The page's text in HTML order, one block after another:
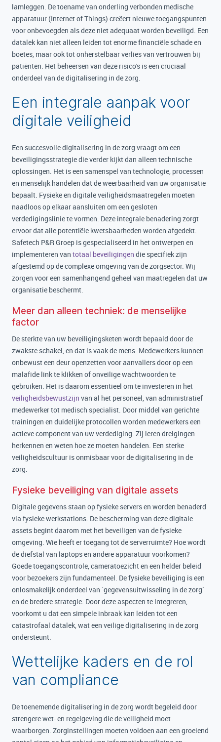
lamleggen. De toename van onderling verbonden medische
apparatuur (Internet of Things) creëert nieuwe toegangspunten
voor onbevoegden als deze niet adequaat worden beveiligd. Een
datalek kan niet alleen leiden tot enorme financiële schade en
boetes, maar ook tot onherstelbaar verlies van vertrouwen bij
patiënten. Het beheersen van deze risico's is een cruciaal
onderdeel van de digitalisering in de zorg.
Een integrale aanpak voor
digitale veiligheid
Een succesvolle digitalisering in de zorg vraagt om een
beveiligingsstrategie die verder kijkt dan alleen technische
oplossingen. Het is een samenspel van technologie, processen
en menselijk handelen dat de weerbaarheid van uw organisatie
bepaalt. Fysieke en digitale veiligheidsmaatregelen moeten
naadloos op elkaar aansluiten om een gesloten
verdedigingslinie te vormen. Deze integrale benadering zorgt
ervoor dat alle potentiële kwetsbaarheden worden afgedekt.
Safetech P&R Groep is gespecialiseerd in het ontwerpen en
implementeren van totaal beveiligingen die specifiek zijn
afgestemd op de complexe omgeving van de zorgsector. Wij
zorgen voor een samenhangend geheel van maatregelen dat uw
organisatie beschermt.
Meer dan alleen techniek: de menselijke
factor
De sterkte van uw beveiligingsketen wordt bepaald door de
zwakste schakel, en dat is vaak de mens. Medewerkers kunnen
onbewust een deur openzetten voor aanvallers door op een
malafide link te klikken of onveilige wachtwoorden te
gebruiken. Het is daarom essentieel om te investeren in het
veiligheidsbewustzijn van al het personeel, van administratief
medewerker tot medisch specialist. Door middel van gerichte
trainingen en duidelijke protocollen worden medewerkers een
actieve component van uw verdediging. Zij leren dreigingen
herkennen en weten hoe ze moeten handelen. Een sterke
veiligheidscultuur is onmisbaar voor de digitalisering in de
zorg.
Fysieke beveiliging van digitale assets
Digitale gegevens staan op fysieke servers en worden benaderd
via fysieke werkstations. De bescherming van deze digitale
assets begint daarom met het beveiligen van de fysieke
omgeving. Wie heeft er toegang tot de serverruimte? Hoe wordt
de diefstal van laptops en andere apparatuur voorkomen?
Goede toegangscontrole, cameratoezicht en een helder beleid
voor bezoekers zijn fundamenteel. De fysieke beveiliging is een
onlosmakelijk onderdeel van `gegevensuitwisseling in de zorg`
en de bredere strategie. Door deze aspecten te integreren,
voorkomt u dat een simpele inbraak kan leiden tot een
catastrofaal datalek, wat een veilige digitalisering in de zorg
ondersteunt.
Wettelijke kaders en de rol
van compliance
De toenemende digitalisering in de zorg wordt begeleid door
strengere wet- en regelgeving die de veiligheid moet
waarborgen. Zorginstellingen moeten voldoen aan een groeiend